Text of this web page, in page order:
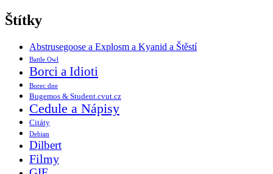
Štítky
Abstrusegoose a Explosm a Kyanid a Štěstí
Battle Owl
Borci a Idioti
Borec dne
Bugemos & Student.cvut.cz
Cedule a Nápisy
Citáty
Debian
Dilbert
Filmy